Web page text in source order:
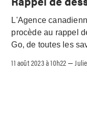
L'Agence
procède au rappel
Go, de toutes les
11 août 2023 à 10h22 –